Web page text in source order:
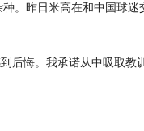
。昨日米高在和中国球迷
后悔。我承诺从中吸取教